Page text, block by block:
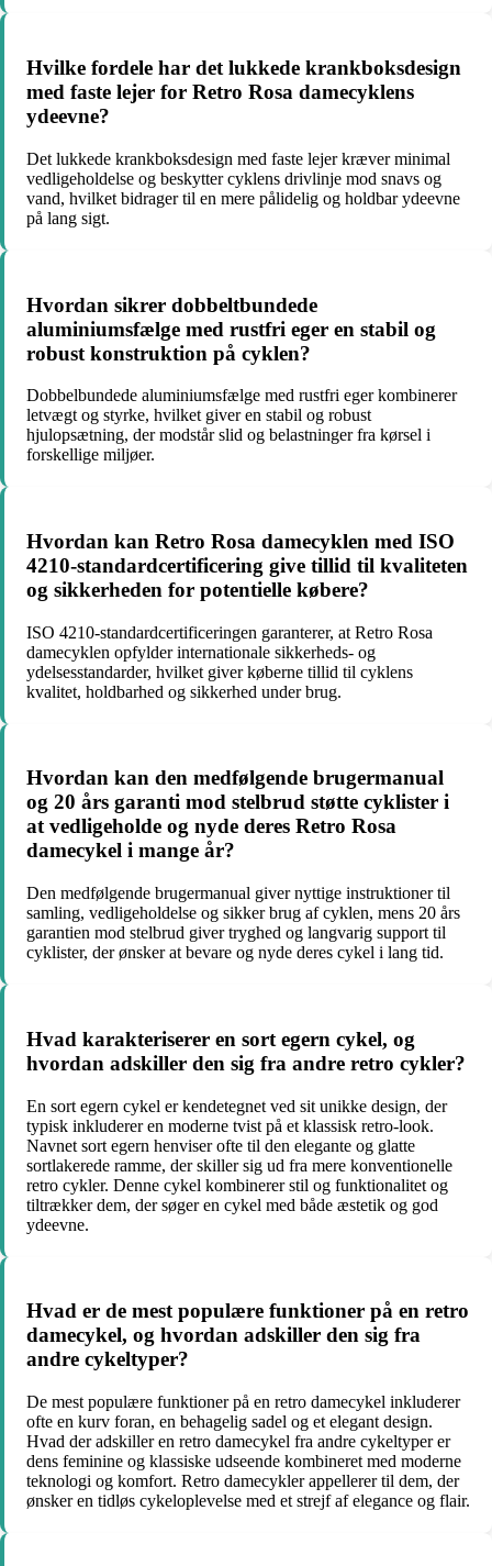
Hvilke fordele har det lukkede krankboksdesign
med faste lejer for Retro Rosa damecyklens
ydeevne?
Det lukkede krankboksdesign med faste lejer kræver minimal
vedligeholdelse og beskytter cyklens drivlinje mod snavs og
vand, hvilket bidrager til en mere pålidelig og holdbar ydeevne
på lang sigt.
Hvordan sikrer dobbeltbundede
aluminiumsfælge med rustfri eger en stabil og
robust konstruktion på cyklen?
Dobbelbundede aluminiumsfælge med rustfri eger kombinerer
letvægt og styrke, hvilket giver en stabil og robust
hjulopsætning, der modstår slid og belastninger fra kørsel i
forskellige miljøer.
Hvordan kan Retro Rosa damecyklen med ISO
4210-standardcertificering give tillid til kvaliteten
og sikkerheden for potentielle købere?
ISO 4210-standardcertificeringen garanterer, at Retro Rosa
damecyklen opfylder internationale sikkerheds- og
ydelsesstandarder, hvilket giver køberne tillid til cyklens
kvalitet, holdbarhed og sikkerhed under brug.
Hvordan kan den medfølgende brugermanual
og 20 års garanti mod stelbrud støtte cyklister i
at vedligeholde og nyde deres Retro Rosa
damecykel i mange år?
Den medfølgende brugermanual giver nyttige instruktioner til
samling, vedligeholdelse og sikker brug af cyklen, mens 20 års
garantien mod stelbrud giver tryghed og langvarig support til
cyklister, der ønsker at bevare og nyde deres cykel i lang tid.
Hvad karakteriserer en sort egern cykel, og
hvordan adskiller den sig fra andre retro cykler?
En sort egern cykel er kendetegnet ved sit unikke design, der
typisk inkluderer en moderne tvist på et klassisk retro-look.
Navnet sort egern henviser ofte til den elegante og glatte
sortlakerede ramme, der skiller sig ud fra mere konventionelle
retro cykler. Denne cykel kombinerer stil og funktionalitet og
tiltrækker dem, der søger en cykel med både æstetik og god
ydeevne.
Hvad er de mest populære funktioner på en retro
damecykel, og hvordan adskiller den sig fra
andre cykeltyper?
De mest populære funktioner på en retro damecykel inkluderer
ofte en kurv foran, en behagelig sadel og et elegant design.
Hvad der adskiller en retro damecykel fra andre cykeltyper er
dens feminine og klassiske udseende kombineret med moderne
teknologi og komfort. Retro damecykler appellerer til dem, der
ønsker en tidløs cykeloplevelse med et strejf af elegance og flair.